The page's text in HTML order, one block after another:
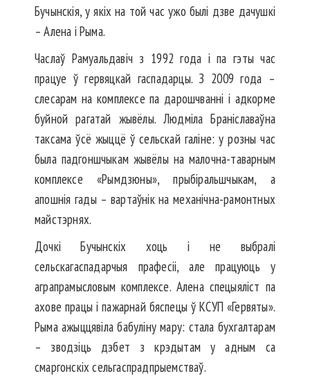
Бучынскія, у якіх на той час ужо былі дзве дачушкі
– Алена і Рыма.
Часлаў Рамуальдавіч з 1992 года і па гэты час
працуе ў гервяцкай гаспадарцы. З 2009 года –
слесарам на комплексе па дарошчванні і адкорме
буйной рагатай жывёлы. Людміла Браніславаўна
таксама ўсё жыццё ў сельскай галіне: у розны час
была падгоншчыкам жывёлы на малочна-таварным
комплексе «Рымдзюны», прыбіральшчыкам, а
апошнія гады – вартаўнік на механічна-рамонтных
майстэрнях.
Дочкі Бучынскіх хоць і не выбралі
сельскагаспадарчыя прафесіі, але працуюць у
аграпрамысловым комплексе. Алена спецыяліст па
ахове працы і пажарнай бяспецы ў КСУП «Гервяты».
Рыма ажыццявіла бабуліну мару: стала бухгалтарам
– зводзіць дэбет з крэдытам у адным са
смаргонскіх сельгаспрадпрыемстваў.